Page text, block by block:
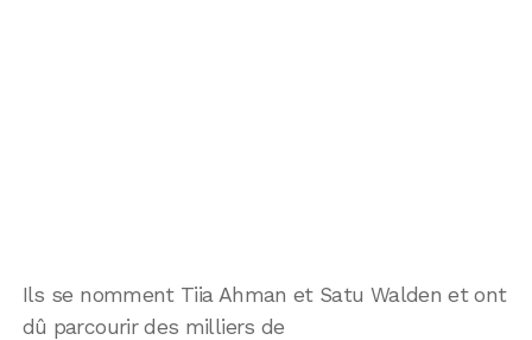
Ils se nomment Tiia Ahman et Satu Walden et ont
dû parcourir des milliers de